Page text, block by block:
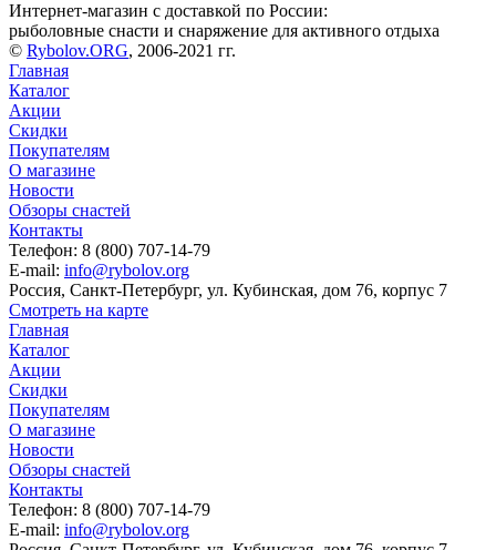
Интернет-магазин с доставкой по России:
рыболовные снасти и снаряжение для активного отдыха
© Rybolov.ORG, 2006-2021 гг.
Главная
Каталог
Акции
Скидки
Покупателям
О магазине
Новости
Обзоры снастей
Контакты
Телефон: 8 (800) 707-14-79
E-mail: info@rybolov.org
Россия, Санкт-Петербург, ул. Кубинская, дом 76, корпус 7
Смотреть на карте
Главная
Каталог
Акции
Скидки
Покупателям
О магазине
Новости
Обзоры снастей
Контакты
Телефон: 8 (800) 707-14-79
E-mail: info@rybolov.org